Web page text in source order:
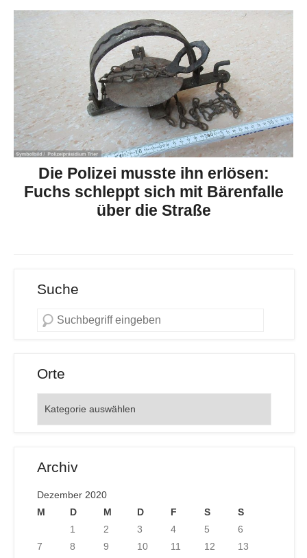
Die Polizei musste ihn erlösen:
Fuchs schleppt sich mit Bärenfalle
über die Straße
Suche
Orte
Archiv
Dezember 2020
M
D M D F S
S
1
2 3 4 5
6
7
8 9 10 11 12 13